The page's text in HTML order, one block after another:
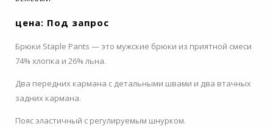
цена: Под запрос
Брюки Staple Pants — это мужские брюки из приятной смеси
74% хлопка и 26% льна.
Два передних кармана с детальными швами и два втачных
задних кармана.
Пояс эластичный с регулируемым шнурком.